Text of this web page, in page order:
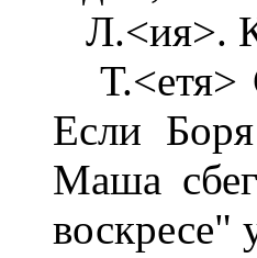
Л.<ия>.
Т.<етя>
Если
Маша
воскресе"